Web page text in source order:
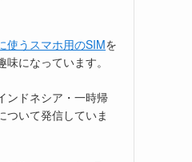
使うスマホ用のSIMを
になっています。
ンドネシア・一時帰
ついて発信していま